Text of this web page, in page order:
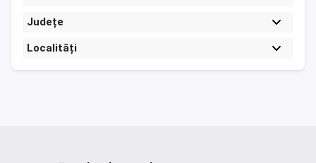
Județe
Localități